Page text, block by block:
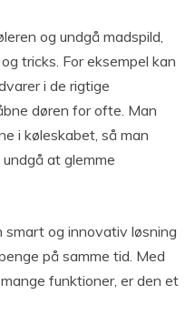
og undgå madspild,
tricks. For eksempel kan
i de rigtige
døren for ofte. Man
i køleskabet, så man
at glemme
smart og innovativ løsning
på samme tid. Med
funktioner, er den et